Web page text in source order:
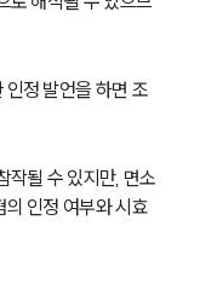
정 발언을 하면 조
작될 수 있지만, 면소
인정 여부와 시효